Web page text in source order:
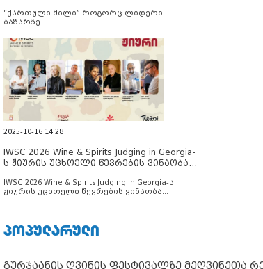
“ქართული მილი” როგორც ლიდერი
ბაზარზე
2025-10-16 14:28
IWSC 2026 Wine & Spirits Judging in Georgia-
ს ჟიურის უცხოელი წევრების ვინაობა
IWSC 2026 Wine & Spirits Judging in Georgia-ს
ჟიურის უცხოელი წევრების ვინაობა
ᲞᲝᲞᲣᲚᲐᲠᲣᲚᲘ
გურჯაანის ღვინის ფესტივალზე მეღვინეთა